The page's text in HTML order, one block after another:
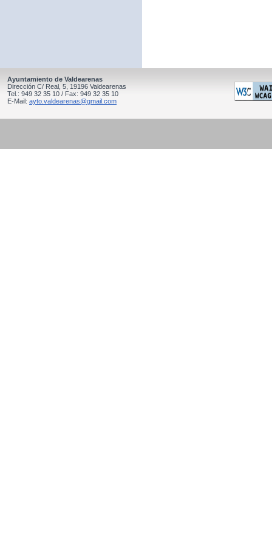
Ayuntamiento de Valdearenas
Dirección C/ Real, 5, 19196 Valdearenas
Tel.: 949 32 35 10 / Fax: 949 32 35 10
E-Mail: ayto.valdearenas@gmail.com